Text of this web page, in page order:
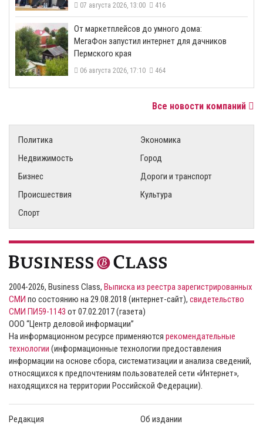
07 августа 2026, 13:00 416
От маркетплейсов до умного дома:
МегаФон запустил интернет для дачников
Пермского края
06 августа 2026, 17:10 464
Все новости компаний
Политика
Экономика
Недвижимость
Город
Бизнес
Дороги и транспорт
Происшествия
Культура
Спорт
2004-2026, Business Class, Выписка из реестра зарегистрированных
СМИ по состоянию на 29.08.2018 (интернет-сайт), свидетельство
СМИ ПИ59-1143 от 07.02.2017 (газета)
ООО “Центр деловой информации”
На информационном ресурсе применяются рекомендательные
технологии (информационные технологии предоставления
информации на основе сбора, систематизации и анализа сведений,
относящихся к предпочтениям пользователей сети «Интернет»,
находящихся на территории Российской Федерации).
Редакция Об издании